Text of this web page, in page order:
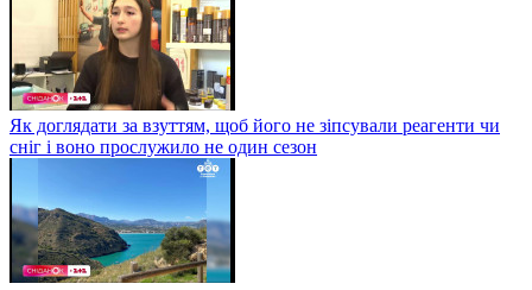
Як доглядати за взуттям, щоб його не зіпсували реагенти чи
сніг і воно прослужило не один сезон